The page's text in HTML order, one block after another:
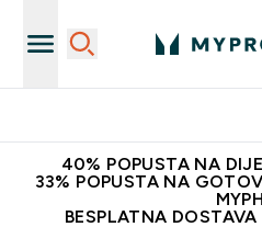
40% POPUSTA NA
33% POPUSTA NA
BESPLATNA